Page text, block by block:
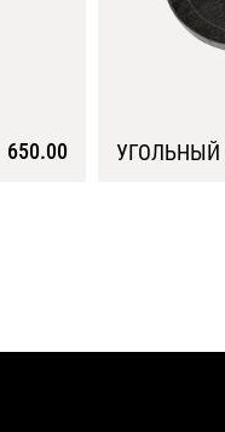
650.00 УГОЛЬНЫЙ